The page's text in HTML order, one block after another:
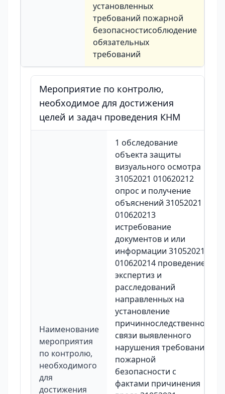
установленных
требований пожарной
безопасностисоблюдение
обязательных
требований
Мероприятие по контролю,
необходимое для достижения
целей и задач проведения КНМ
Наименование
мероприятия
по контролю,
необходимого
для
достижения
1 обследование
объекта защиты
визуального осмотра
31052021 010620212
опрос и получение
объяснений 31052021
010620213
истребование
документов и или
информации 31052021
010620214 проведение
экспертиз и
расследований
направленных на
установление
причинноследственной
связи выявленного
нарушения требований
пожарной
безопасности с
фактами причинения